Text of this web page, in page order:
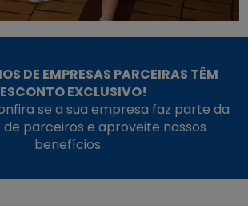
DE EMPRESAS PARCEIRAS TÊM
EXCLUSIVO!
se a sua empresa faz parte da
de parceiros e aproveite nossos
benefícios.